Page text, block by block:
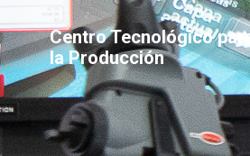
Centro Tecnológico
la Producción